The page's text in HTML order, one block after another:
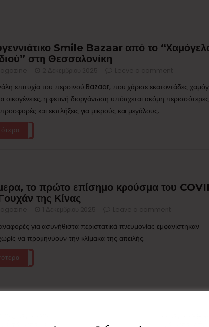
Smile Bazaar από το
στη Θεσσαλονίκη
επιτυχία του περσινού Bazaar, που χάρισε εκατοντάδες
οικογένειες, η φετινή διοργάνωση υπόσχεται ακόμη περισσότερες
και εκπλήξεις για μικρούς και μεγάλους.
το πρώτο επίσημο κρούσμα του
της Κίνας
για ασυνήθιστα περιστατικά πνευμονίας εμφανίστηκαν
χωρίς να προμηνύουν την κλίμακα της απειλής.